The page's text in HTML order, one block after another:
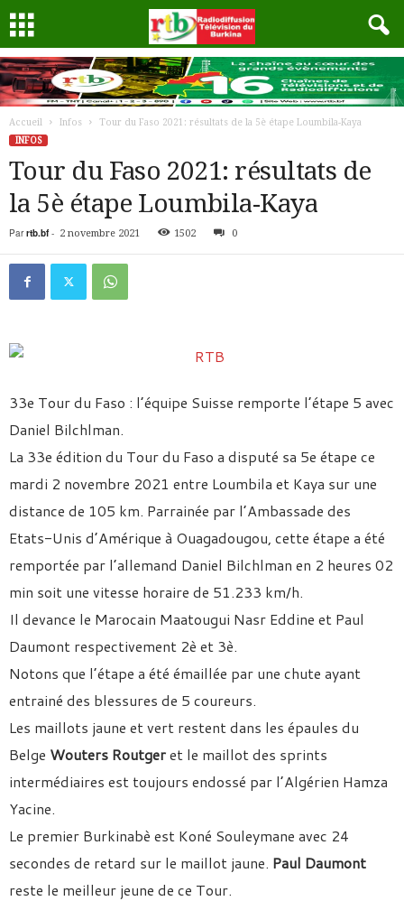
Accueil Infos
Tour du Faso 2021: résultats de la 5è étape Loumbila-Kaya
INFOS
Tour du Faso 2021: résultats de
la 5è étape Loumbila-Kaya
Par rtb.bf- 2 novembre 2021 1502 0
33e Tour du Faso : l’équipe Suisse remporte l’étape 5 avec
Daniel Bilchlman.
La 33e édition du Tour du Faso a disputé sa 5e étape ce
mardi 2 novembre 2021 entre Loumbila et Kaya sur une
distance de 105 km. Parrainée par l’Ambassade des
Etats-Unis d’Amérique à Ouagadougou, cette étape a été
remportée par l’allemand Daniel Bilchlman en 2 heures 02
min soit une vitesse horaire de 51.233 km/h.
Il devance le Marocain Maatougui Nasr Eddine et Paul
Daumont respectivement 2è et 3è.
Notons que l’étape a été émaillée par une chute ayant
entrainé des blessures de 5 coureurs.
Les maillots jaune et vert restent dans les épaules du
Belge Wouters Routgeret le maillot des sprints
intermédiaires est toujours endossé par l’Algérien Hamza
Yacine.
Le premier Burkinabè est Koné Souleymane avec 24
secondes de retard sur le maillot jaune. Paul Daumont
reste le meilleur jeune de ce Tour.